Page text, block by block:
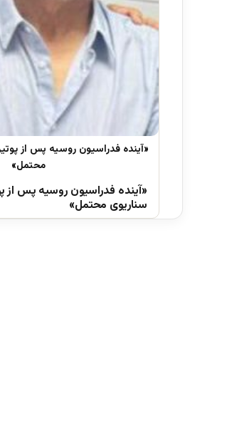
«آینده فدراسیون روسیه پس از
سناریوی محتمل»